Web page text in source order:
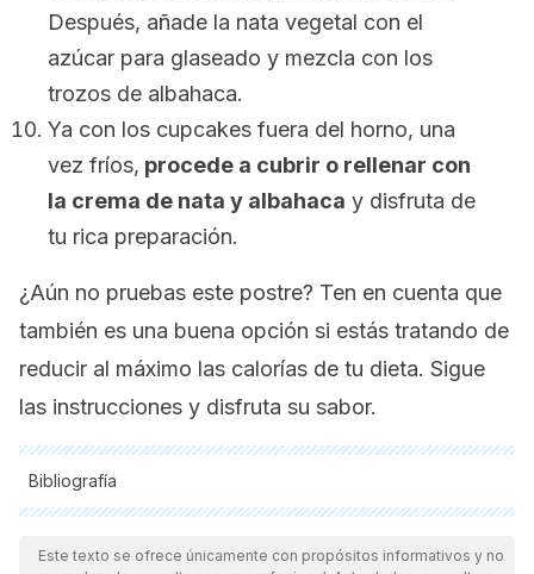
Después, añade la nata vegetal con el
azúcar para glaseado y mezcla con los
trozos de albahaca.
Ya con los cupcakes fuera del horno, una
vez fríos, procede a cubrir o rellenar con
la crema de nata y albahaca y disfruta de
tu rica preparación.
¿Aún no pruebas este postre? Ten en cuenta que
también es una buena opción si estás tratando de
reducir al máximo las calorías de tu dieta. Sigue
las instrucciones y disfruta su sabor.
Bibliografía
Todas las fuentes citadas fueron revisadas a profundidad por
nuestro equipo, para asegurar su calidad, confiabilidad,
Este texto se ofrece únicamente con propósitos informativos y no